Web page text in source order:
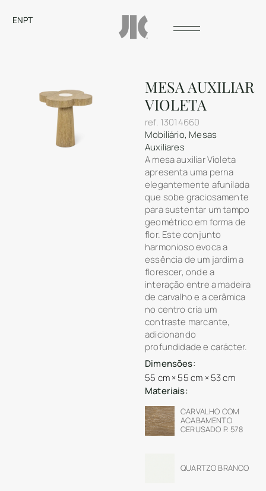
ENPT
MESA AUXILIAR
VIOLETA
ref. 13014660
Mobiliário, Mesas
Auxiliares
A mesa auxiliar Violeta
apresenta uma perna
elegantemente afunilada
que sobe graciosamente
para sustentar um tampo
geométrico em forma de
flor. Este conjunto
harmonioso evoca a
essência de um jardim a
florescer, onde a
interação entre a madeira
de carvalho e a cerâmica
no centro cria um
contraste marcante,
adicionando
profundidade e carácter.
Dimensões:
55 cm × 55 cm × 53 cm
Materiais:
CARVALHO COM
ACABAMENTO
CERUSADO P. 578
QUARTZO BRANCO